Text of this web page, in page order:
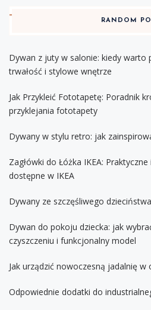
RANDOM
Dywan z juty w salonie: kiedy warto
trwałość i stylowe wnętrze
Jak Przykleić Fototapetę: Poradnik
przyklejania fototapety
Dywany w stylu retro: jak
Zagłówki do Łóżka IKEA:
dostępne w IKEA
Dywany ze szczęśliwego dzieciństwa
Dywan do pokoju dziecka: jak
czyszczeniu i funkcjonalny model
Jak urządzić nowoczesną jadalnię
Odpowiednie dodatki do